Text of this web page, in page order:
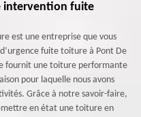
intervention fuite
est une entreprise que vous
fuite toiture à Pont De
fournit une toiture performante
pour laquelle nous avons
Grâce à notre savoir-faire,
en état une toiture en